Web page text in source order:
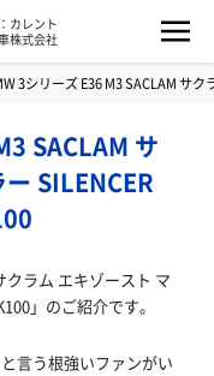
カレント
株式会社
3シリーズ E36 M3 SACLAM サ
SACLAM サ
SILENCER
クラム エキゾースト マ
」のご紹介です。
言う根強いファンがい